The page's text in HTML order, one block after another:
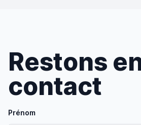
Restons
contact
Prénom